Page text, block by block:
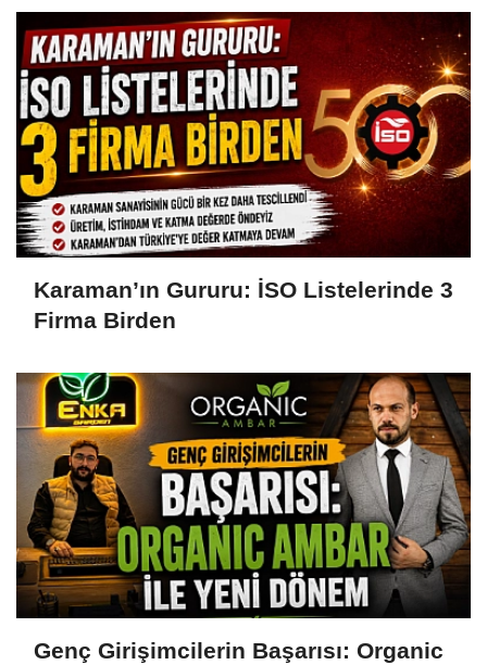
Karaman’ın Gururu: İSO Listelerinde 3
Firma Birden
Genç Girişimcilerin Başarısı: Organic